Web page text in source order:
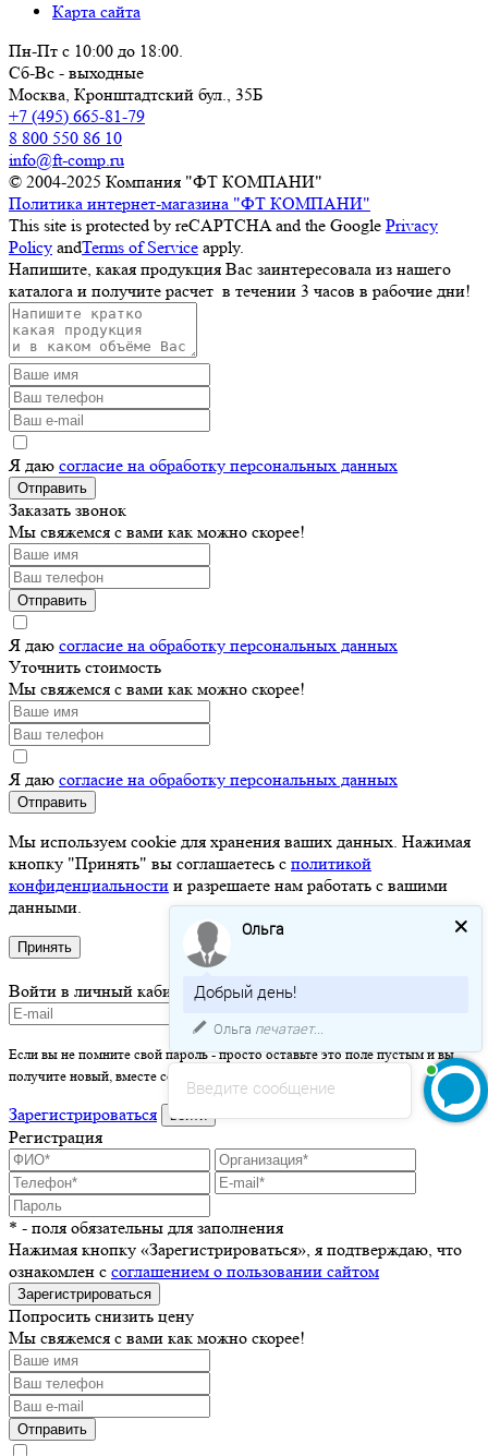
Карта сайта
Пн-Пт с 10:00 до 18:00.
Сб-Вс - выходные
Москва, Кронштадтский бул., 35Б
+7 (495) 665-81-79
8 800 550 86 10
info@ft-comp.ru
© 2004-2025 Компания "ФТ КОМПАНИ"
Политика интернет-магазина "ФТ КОМПАНИ"
This site is protected by reCAPTCHA and the Google Privacy
Policy andTerms of Service apply.
Напишите, какая продукция Вас заинтересовала из нашего
каталога и получите расчет в течении 3 часов в рабочие дни!
Я даю согласие на обработку персональных данных
Отправить
Заказать звонок
Мы свяжемся с вами как можно скорее!
Отправить
Я даю согласие на обработку персональных данных
Уточнить стоимость
Мы свяжемся с вами как можно скорее!
Я даю согласие на обработку персональных данных
Отправить
Мы используем cookie для хранения ваших данных. Нажимая
кнопку "Принять" вы соглашаетесь с политикой
конфиденциальности и разрешаете нам работать с вашими
данными.
Принять
Войти в личный кабинет
Если вы не помните свой пароль - просто оставьте это поле пустым и вы
получите новый, вместе со ссылкой на активацию.
Зарегистрироваться войти
Регистрация
* - поля обязательны для заполнения
Нажимая кнопку «Зарегистрироваться», я подтверждаю, что
ознакомлен с соглашением о пользовании сайтом
Зарегистрироваться
Попросить снизить цену
Мы свяжемся с вами как можно скорее!
Отправить
Введите сообщение
Ольга
Добрый день!
Ольга печатает...